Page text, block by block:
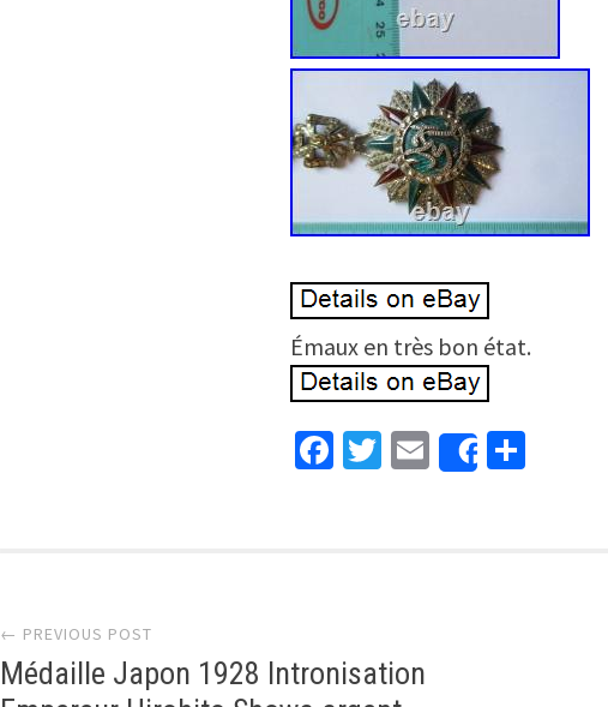
Émaux en très bon état.
Facebook
Twitter
EmailShare
← PREVIOUS POST
Médaille Japon 1928 Intronisation